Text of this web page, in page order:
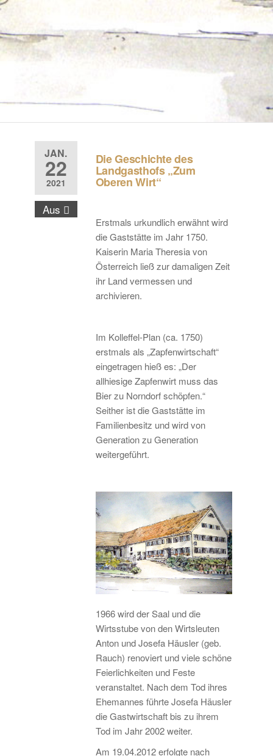
JAN.
22
2021
Aus
Die Geschichte des
Landgasthofs „Zum
Oberen Wirt“
Erstmals urkundlich erwähnt wird
die Gaststätte im Jahr 1750.
Kaiserin Maria Theresia von
Österreich ließ zur damaligen Zeit
ihr Land vermessen und
archivieren.
Im Kolleffel-Plan (ca. 1750)
erstmals als „Zapfenwirtschaft“
eingetragen hieß es: „Der
allhiesige Zapfenwirt muss das
Bier zu Norndorf schöpfen.“
Seither ist die Gaststätte im
Familienbesitz und wird von
Generation zu Generation
weitergeführt.
1966 wird der Saal und die
Wirtsstube von den Wirtsleuten
Anton und Josefa Häusler (geb.
Rauch) renoviert und viele schöne
Feierlichkeiten und Feste
veranstaltet. Nach dem Tod ihres
Ehemannes führte Josefa Häusler
die Gastwirtschaft bis zu ihrem
Tod im Jahr 2002 weiter.
Am 19.04.2012 erfolgte nach